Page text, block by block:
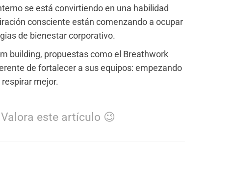
se está convirtiendo en una habilidad
consciente están comenzando a ocupar
de bienestar corporativo.
building, propuestas como el Breathwork
de fortalecer a sus equipos: empezando
mejor.
este artículo 😉